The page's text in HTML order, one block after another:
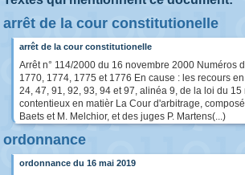
arrêt de la cour constitutionelle
arrêt de la cour constitutionelle
Arrêt n° 114/2000 du 16 novembre 2000 Numéros
1770, 1774, 1775 et 1776 En cause : les recours
24, 47, 91, 92, 93, 94 et 97, alinéa 9, de la loi du
contentieux en matièr La Cour d'arbitrage,
Baets et M. Melchior, et des juges P. Martens(...)
ordonnance
ordonnance du 16 mai 2019